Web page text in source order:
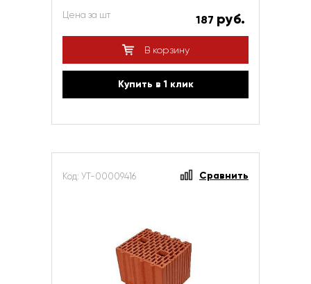
Цена за шт 187 руб.
В корзину
Купить в 1 клик
Код: УТ-00009416 Сравнить